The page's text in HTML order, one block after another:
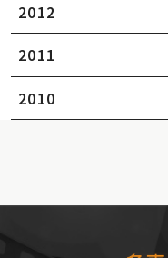
2012
2011
2010